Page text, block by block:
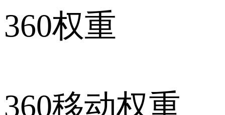
360权重
360移动权重